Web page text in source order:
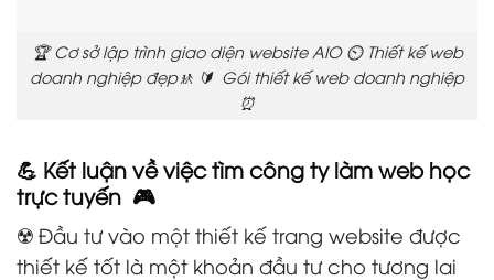
🏆 Cơ sở lập trình giao diện website AIO ⏲️ Thiết kế web
doanh nghiệp đẹp🚸 🔰 Gói thiết kế web doanh nghiệp
⏰
💪 Kết luận về việc tìm công ty làm web học
trực tuyến 🎮
☢️ Đầu tư vào một thiết kế trang website được
thiết kế tốt là một khoản đầu tư cho tương lai